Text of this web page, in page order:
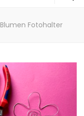
Blumen Fotohalter